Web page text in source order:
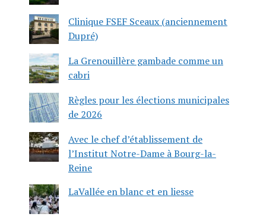
Clinique FSEF Sceaux (anciennement
Dupré)
La Grenouillère gambade comme un
cabri
Règles pour les élections municipales
de 2026
Avec le chef d’établissement de
l’Institut Notre-Dame à Bourg-la-
Reine
LaVallée en blanc et en liesse